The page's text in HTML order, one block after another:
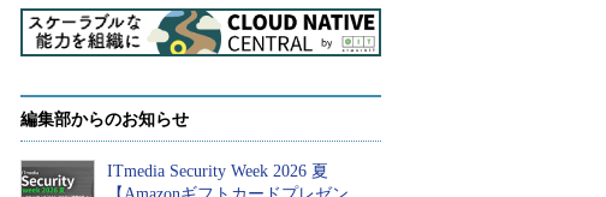
編集部からのお知らせ
ITmedia Security Week 2026 夏